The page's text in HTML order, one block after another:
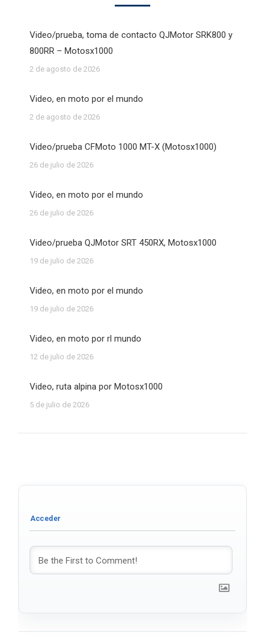
Video/prueba, toma de contacto QJMotor SRK800 y
800RR – Motosx1000
2 de agosto de 2026
Video, en moto por el mundo
2 de agosto de 2026
Video/prueba CFMoto 1000 MT-X (Motosx1000)
26 de julio de 2026
Video, en moto por el mundo
26 de julio de 2026
Video/prueba QJMotor SRT 450RX, Motosx1000
19 de julio de 2026
Video, en moto por el mundo
19 de julio de 2026
Video, en moto por rl mundo
12 de julio de 2026
Video, ruta alpina por Motosx1000
5 de julio de 2026